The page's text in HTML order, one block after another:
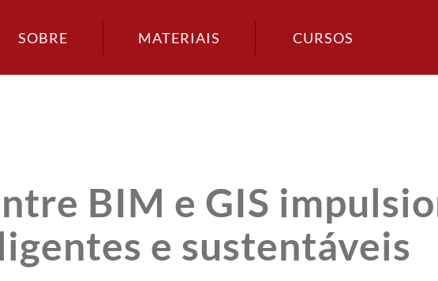
SOBRE MATERIAIS CURSOS
BIM e GIS
e sustentáveis